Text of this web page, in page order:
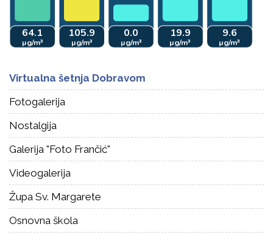
Virtualna šetnja Dobravom
Fotogalerija
Nostalgija
Galerija "Foto Frančić"
Videogalerija
Župa Sv. Margarete
Osnovna škola